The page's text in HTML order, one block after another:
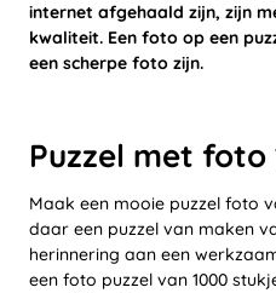
internet afgehaald zijn, zijn
kwaliteit. Een foto op een
een scherpe foto zijn.
Puzzel met foto
Maak een mooie puzzel foto
daar een puzzel van maken
herinnering aan een
een foto puzzel van 1000